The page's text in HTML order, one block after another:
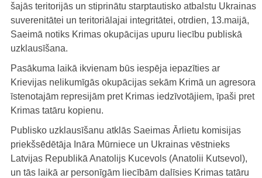
šajās teritorijās un stiprinātu starptautisko atbalstu Ukrainas
suverenitātei un teritoriālajai integritātei, otrdien, 13.maijā,
Saeimā notiks Krimas okupācijas upuru liecību publiskā
uzklausīšana.
Pasākuma laikā ikvienam būs iespēja iepazīties ar
Krievijas nelikumīgās okupācijas sekām Krimā un agresora
īstenotajām represijām pret Krimas iedzīvotājiem, īpaši pret
Krimas tatāru kopienu.
Publisko uzklausīšanu atklās Saeimas Ārlietu komisijas
priekšsēdētāja Ināra Mūrniece un Ukrainas vēstnieks
Latvijas Republikā Anatolijs Kucevols (Anatolii Kutsevol),
un tās laikā ar personīgām liecībām dalīsies Krimas tatāru